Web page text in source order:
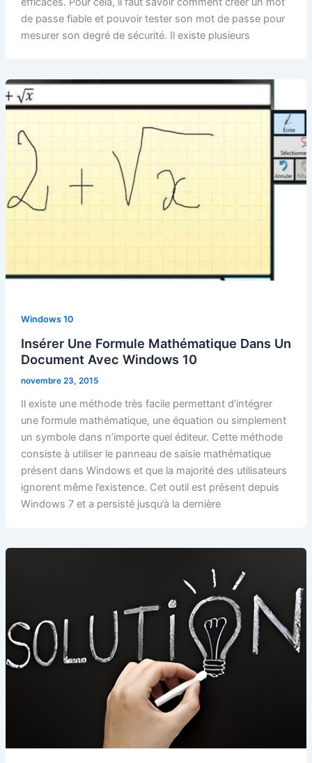
de passe fiable et pouvoir tester son mot de passe pour
mesurer son degré de sécurité. Il existe plusieurs
Windows 10
Insérer Une Formule Mathématique Dans Un
Document Avec Windows 10
novembre 23, 2015
Il existe une méthode très facile permettant d’intégrer
une formule mathématique, une équation ou simplement
un symbole dans n’importe quel éditeur. Cette méthode
consiste à utiliser le panneau de saisie mathématique
présent dans Windows et que la majorité des utilisateurs
ignorent même l’existence. Cet outil est présent depuis
Windows 7 et a persisté jusqu’à la dernière